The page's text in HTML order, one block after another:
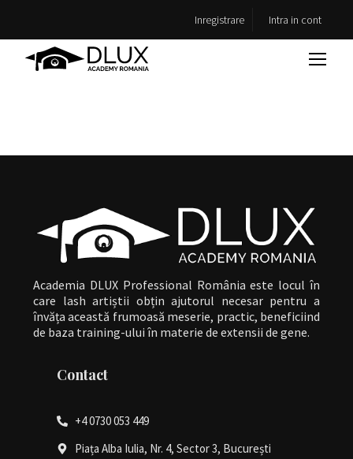
Inregistrare Intra in cont
Academia DLUX Professional România este locul în
care lash artiștii obțin ajutorul necesar pentru a
învăța această frumoasă meserie, practic, beneficiind
de baza training-ului în materie de extensii de gene.
Contact
+4 0730 053 449
Piața Alba Iulia, Nr. 4, Sector 3, București